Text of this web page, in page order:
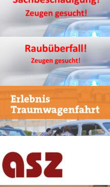
FB News
TEURE
GESUCHT!
FB News
ZWECK –
MELDEN!
IN DER